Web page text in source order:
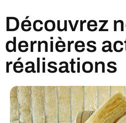
Découvrez
dernières
réalisations